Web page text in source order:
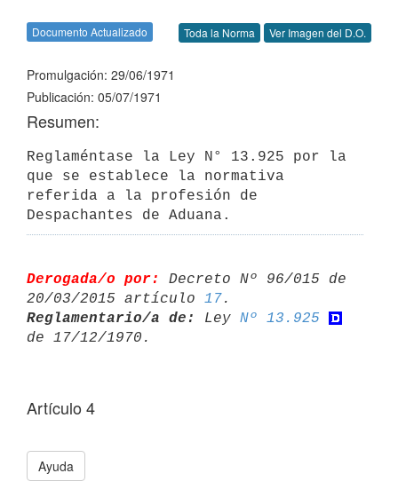
Documento Actualizado Toda la Norma Ver Imagen del D.O.
Promulgación: 29/06/1971
Publicación: 05/07/1971
Resumen:
Reglaméntase la Ley N° 13.925 por la
que se establece la normativa
referida a la profesión de
Despachantes de Aduana.
Derogada/o por:
Decreto Nº 96/015 de
20/03/2015 artículo 17
Reglamentario/a de:
Ley Nº 13.925
Artículo 4
Ayuda